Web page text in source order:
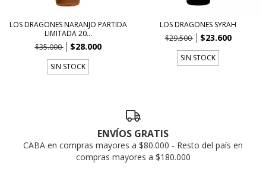
LOS DRAGONES NARANJO PARTIDA
LIMITADA 20...
$35.000
$28.000
SIN STOCK
LOS DRAGONES SYRAH
$29.500
$23.600
SIN STOCK
ENVÍOS GRATIS
CABA en compras mayores a $80.000 - Resto del país en
compras mayores a $180.000